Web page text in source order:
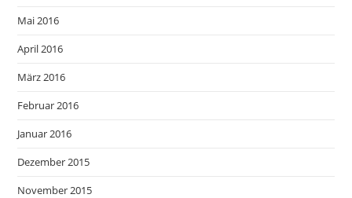
Mai 2016
April 2016
März 2016
Februar 2016
Januar 2016
Dezember 2015
November 2015